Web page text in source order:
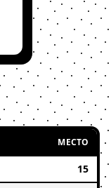
МЕСТО
15